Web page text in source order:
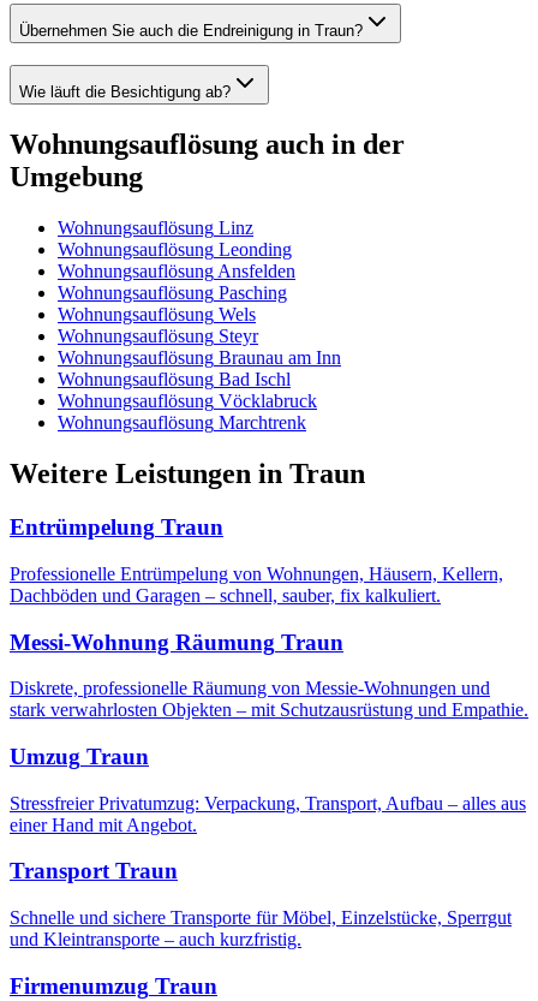
Übernehmen Sie auch die Endreinigung in Traun?
Wie läuft die Besichtigung ab?
Wohnungsauflösung auch in der
Umgebung
Wohnungsauflösung Linz
Wohnungsauflösung Leonding
Wohnungsauflösung Ansfelden
Wohnungsauflösung Pasching
Wohnungsauflösung Wels
Wohnungsauflösung Steyr
Wohnungsauflösung Braunau am Inn
Wohnungsauflösung Bad Ischl
Wohnungsauflösung Vöcklabruck
Wohnungsauflösung Marchtrenk
Weitere Leistungen in Traun
Entrümpelung Traun
Professionelle Entrümpelung von Wohnungen, Häusern, Kellern,
Dachböden und Garagen – schnell, sauber, fix kalkuliert.
Messi-Wohnung Räumung Traun
Diskrete, professionelle Räumung von Messie-Wohnungen und
stark verwahrlosten Objekten – mit Schutzausrüstung und Empathie.
Umzug Traun
Stressfreier Privatumzug: Verpackung, Transport, Aufbau – alles aus
einer Hand mit Angebot.
Transport Traun
Schnelle und sichere Transporte für Möbel, Einzelstücke, Sperrgut
und Kleintransporte – auch kurzfristig.
Firmenumzug Traun